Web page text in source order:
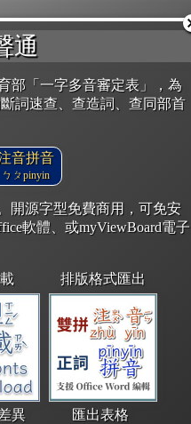
通
部「一字多音審定表」，為
詞速查、查造詞、查同部首
音拼音
ㄅㄆpinyin
開源字型免費商用，可免安
軟體、或myViewBoard電子
排版格式匯出
異 匯出表格